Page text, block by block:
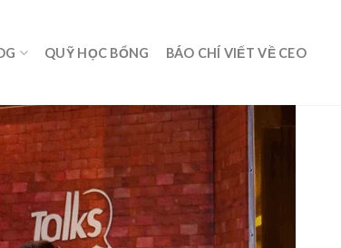
QUỸ HỌC BỔNG BÁO CHÍ VIẾT VỀ CEO